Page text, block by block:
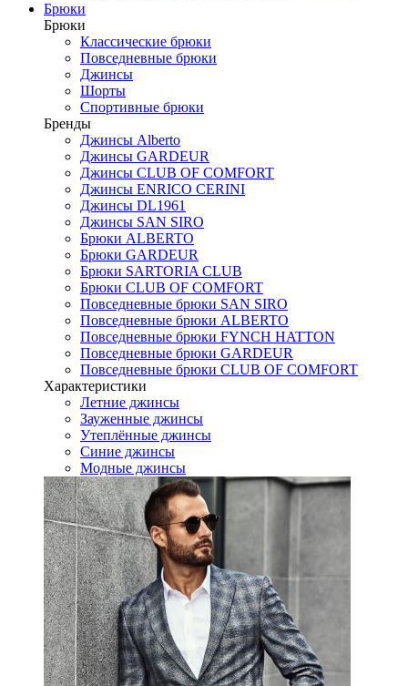
Брюки
Брюки
Классические брюки
Повседневные брюки
Джинсы
Шорты
Спортивные брюки
Бренды
Джинсы Alberto
Джинсы GARDEUR
Джинсы CLUB OF COMFORT
Джинсы ENRICO CERINI
Джинсы DL1961
Джинсы SAN SIRO
Брюки ALBERTO
Брюки GARDEUR
Брюки SARTORIA CLUB
Брюки CLUB OF COMFORT
Повседневные брюки SAN SIRO
Повседневные брюки ALBERTO
Повседневные брюки FYNCH HATTON
Повседневные брюки GARDEUR
Повседневные брюки CLUB OF COMFORT
Характеристики
Летние джинсы
Зауженные джинсы
Утеплённые джинсы
Синие джинсы
Модные джинсы